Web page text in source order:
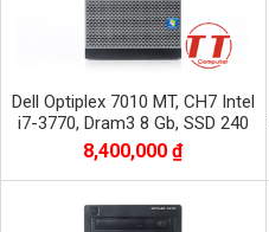
Dell Optiplex 7010 MT, CH7 Intel
i7-3770, Dram3 8 Gb, SSD 240
Gb, VAG RỜI K620 - 2GB
8,400,000 ₫